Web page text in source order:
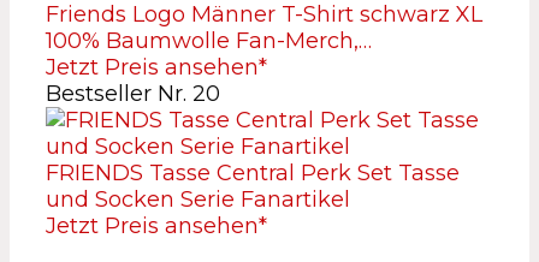
Friends Logo Männer T-Shirt schwarz XL
100% Baumwolle Fan-Merch,…
Jetzt Preis ansehen*
Bestseller Nr. 20
FRIENDS Tasse Central Perk Set Tasse
und Socken Serie Fanartikel
Jetzt Preis ansehen*